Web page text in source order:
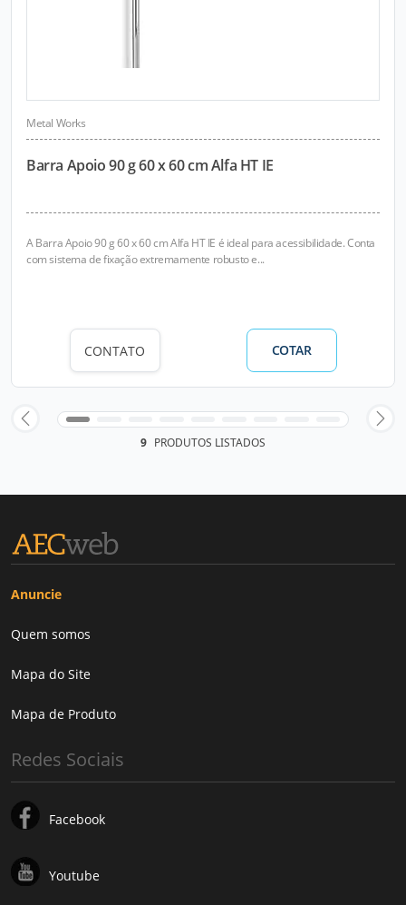
Metal Works
Barra Apoio 90 g 60 x 60 cm Alfa HT IE
A Barra Apoio 90 g 60 x 60 cm Alfa HT IE é ideal para acessibilidade. Conta
com sistema de fixação extremamente robusto e...
CONTATO COTAR
9 PRODUTOS LISTADOS
Anuncie
Quem somos
Mapa do Site
Mapa de Produto
Redes Sociais
Facebook
Youtube